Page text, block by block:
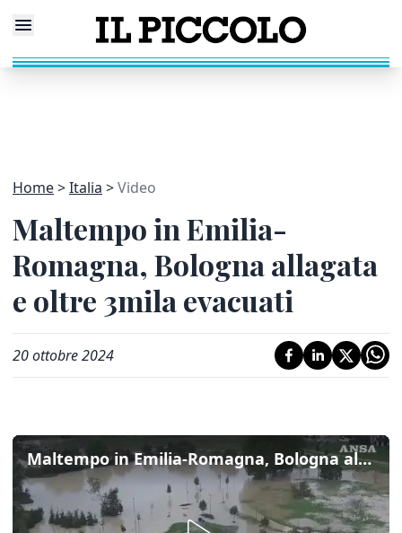
Home Italia Video
Maltempo in Emilia-
Romagna, Bologna allagata
e oltre 3mila evacuati
20 ottobre 2024
Maltempo in Emilia-Romagna, Bologna allagata e oltre 3mila evacuati